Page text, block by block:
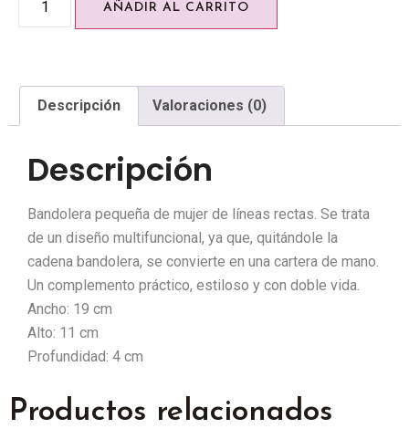
AÑADIR AL CARRITO
Descripción Valoraciones (0)
Descripción
Bandolera pequeña de mujer de líneas rectas. Se trata
de un diseño multifuncional, ya que, quitándole la
cadena bandolera, se convierte en una cartera de mano.
Un complemento práctico, estiloso y con doble vida.
Ancho: 19 cm
Alto: 11 cm
Profundidad: 4 cm
Productos relacionados